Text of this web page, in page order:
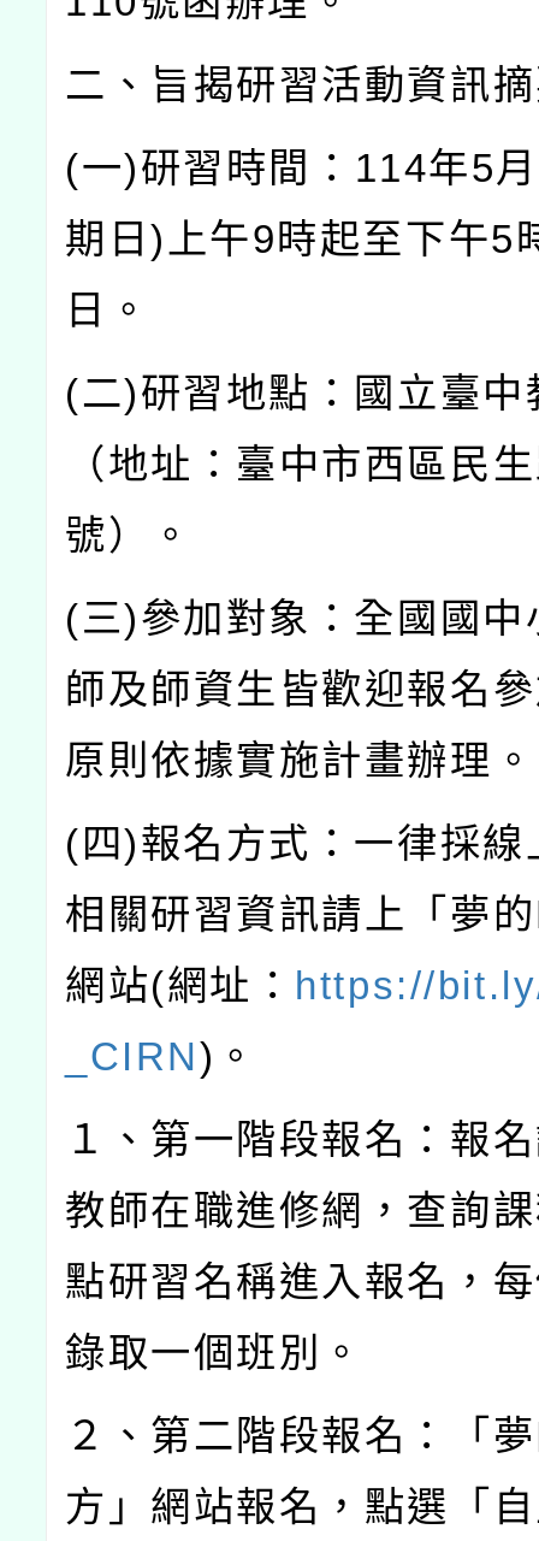
二、旨揭研習活動資訊
(一)研習時間： 114年5月
期日) 上午9時起至下午5
日。
(二)研習地點：國立臺中
（地址：臺中市西區民
號）。
(三)參加對象：全國國中
師及師資生皆歡迎報名
原則依據實施計畫辦理。
( 四)報名方式：一律採線
相關研習資訊請上「夢的
網站(網址： https://
_CIRN) 。
１、第一階段報名：報
教師在職進修網，查詢
點研習名稱進入報名，
錄取一個班別。
２、第二階段報名：「
方」網站報名，點選「